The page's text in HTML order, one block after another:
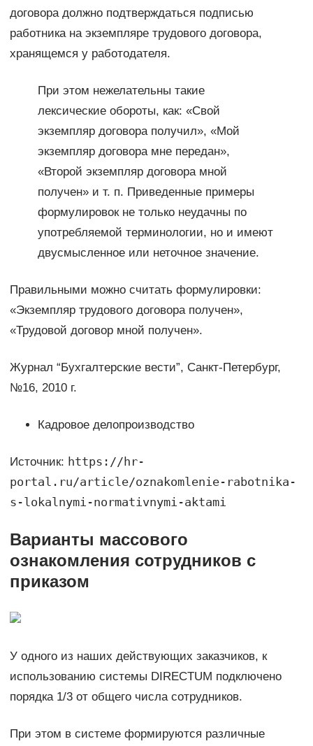
договора должно подтверждаться подписью
работника на экземпляре трудового договора,
хранящемся у работодателя.
При этом нежелательны такие
лексические обороты, как: «Свой
экземпляр договора получил», «Мой
экземпляр договора мне передан»,
«Второй экземпляр договора мной
получен» и т. п. Приведенные примеры
формулировок не только неудачны по
употребляемой терминологии, но и имеют
двусмысленное или неточное значение.
Правильными можно считать формулировки:
«Экземпляр трудового договора получен»,
«Трудовой договор мной получен».
Журнал “Бухгалтерские вести”, Санкт-Петербург,
№16, 2010 г.
Кадровое делопроизводство
Источник: https://hr-
portal.ru/article/oznakomlenie-rabotnika-
s-lokalnymi-normativnymi-aktami
Варианты массового
ознакомления сотрудников с
приказом
У одного из наших действующих заказчиков, к
использованию системы DIRECTUM подключено
порядка 1/3 от общего числа сотрудников.
При этом в системе формируются различные